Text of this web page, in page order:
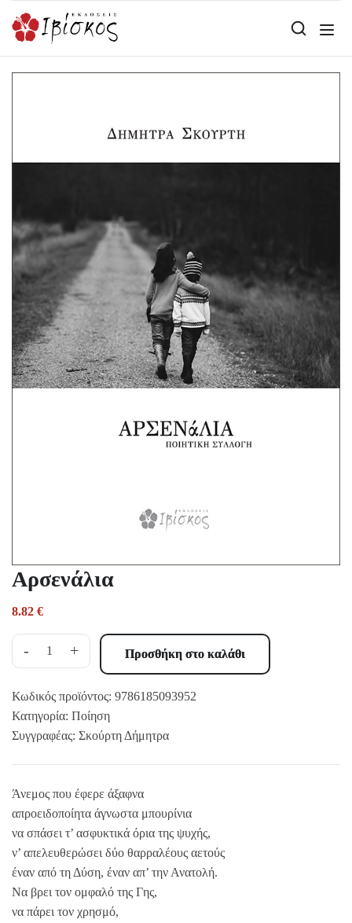
Αρσενάλια
8.82 €
- + Προσθήκη στο καλάθι
Κωδικός προϊόντος: 9786185093952
Κατηγορία: Ποίηση
Συγγραφέας: Σκούρτη Δήμητρα
Άνεμος που έφερε άξαφνα
απροειδοποίητα άγνωστα μπουρίνια
να σπάσει τ’ ασφυκτικά όρια της ψυχής,
ν’ απελευθερώσει δύο θαρραλέους αετούς
έναν από τη Δύση, έναν απ’ την Ανατολή.
Να βρει τον ομφαλό της Γης,
να πάρει τον χρησμό,